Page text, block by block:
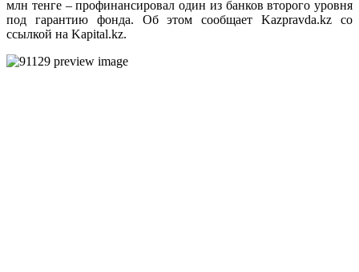
млн тенге – профинансировал один из банков второго уровня
под гарантию фонда. Об этом сообщает Kazpravda.kz со
ссылкой на Kapital.kz.